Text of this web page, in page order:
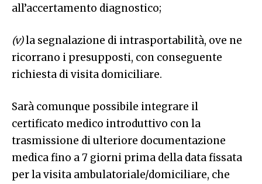
all’accertamento diagnostico;
(v)la segnalazione di intrasportabilità, ove ne
ricorrano i presupposti, con conseguente
richiesta di visita domiciliare.
Sarà comunque possibile integrare il
certificato medico introduttivo con la
trasmissione di ulteriore documentazione
medica fino a 7 giorni prima della data fissata
per la visita ambulatoriale/domiciliare, che